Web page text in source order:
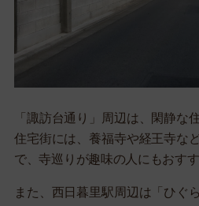
「諏訪台通り」周辺は、閑静な
住宅街には、養福寺や経王寺な
で、寺巡りが趣味の人にもおすす
また、西日暮里駅周辺は「ひぐ